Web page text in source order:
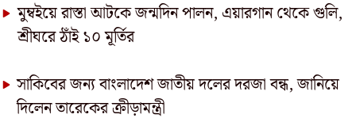
মুম্বইয়ে রাস্তা আটকে জন্মদিন পালন, এয়ারগান থেকে গুলি,
শ্রীঘরে ঠাঁই ১০ মূর্তির
সাকিবের জন্য বাংলাদেশ জাতীয় দলের দরজা বন্ধ, জানিয়ে
দিলেন তারেকের ক্রীড়ামন্ত্রী